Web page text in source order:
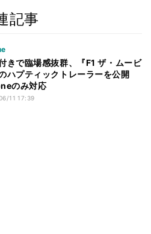
記事
きで臨場感抜群、『F1 ザ・ムービ
ハプティックトレーラーを公開
のみ対応
11 17:39